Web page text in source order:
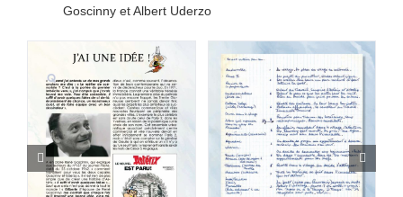
Goscinny et Albert Uderzo